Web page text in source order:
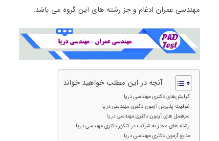
مهندسی عمران ادغام و جز رشته های این گروه می باشد.
آنچه در این مطلب خواهید خواند
گرایش‌های دکتری مهندسی دریا
ظرفیت پذیرش آزمون دکتری مهندسی دریا
سرفصل های آزمون دکتری مهندسی دریا
رشته های مجاز به شرکت در کنکور دکتری مهندسی دریا
منابع آزمون دکتری مهندسی دریا